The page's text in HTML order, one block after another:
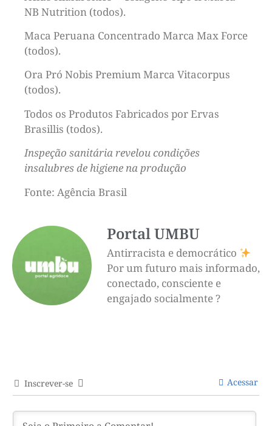
NB Nutrition (todos).
Maca Peruana Concentrado Marca Max Force
(todos).
Ora Pró Nobis Premium Marca Vitacorpus
(todos).
Todos os Produtos Fabricados por Ervas
Brasillis (todos).
Inspeção sanitária revelou condições
insalubres de higiene na produção
Fonte: Agência Brasil
Portal UMBU
Antirracista e democrático
Por um futuro mais informado,
conectado, consciente e
engajado socialmente ?
Inscrever-se Acessar